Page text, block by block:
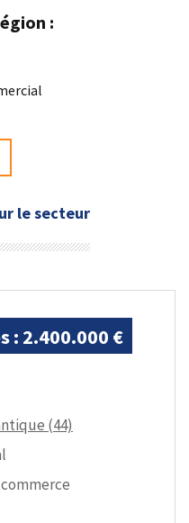
:
le secteur
: 2.400.000 €
(44)